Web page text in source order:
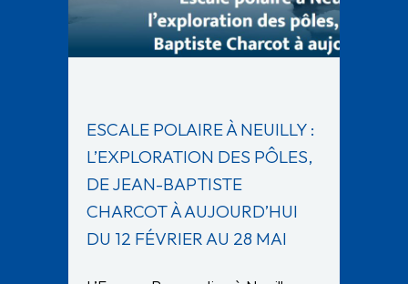
ESCALE POLAIRE À NEUILLY :
L’EXPLORATION DES PÔLES,
DE JEAN-BAPTISTE
CHARCOT À AUJOURD’HUI
DU 12 FÉVRIER AU 28 MAI